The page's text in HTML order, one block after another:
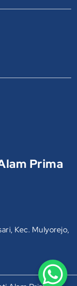
Prima
Kec. Mulyorejo,